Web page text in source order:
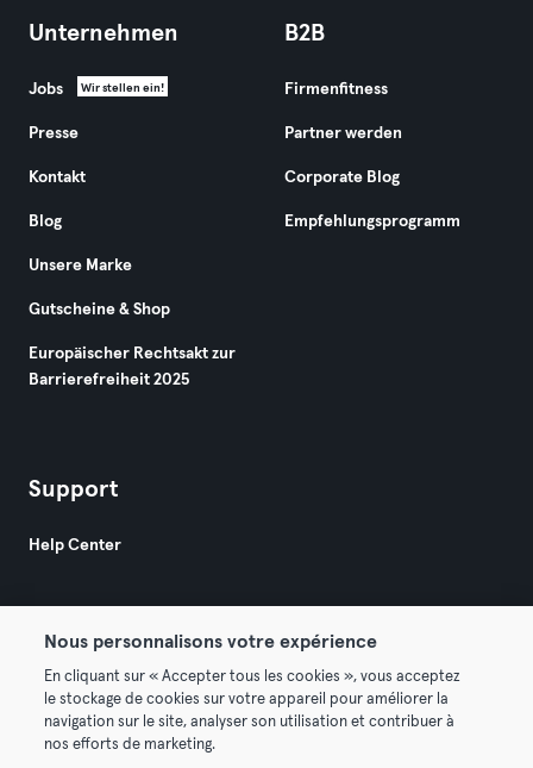
Unternehmen
Jobs Wir stellen ein!
Presse
Kontakt
Blog
Unsere Marke
Gutscheine & Shop
Europäischer Rechtsakt zur
Barrierefreiheit 2025
B2B
Firmenfitness
Partner werden
Corporate Blog
Empfehlungsprogramm
Support
Help Center
© 2026 Urban Sports Group GmbH. All rights reserved.
AGB Datenschutz
Nous personnalisons votre expérience
En cliquant sur « Accepter tous les cookies », vous acceptez
le stockage de cookies sur votre appareil pour améliorer la
navigation sur le site, analyser son utilisation et contribuer à
nos efforts de marketing.